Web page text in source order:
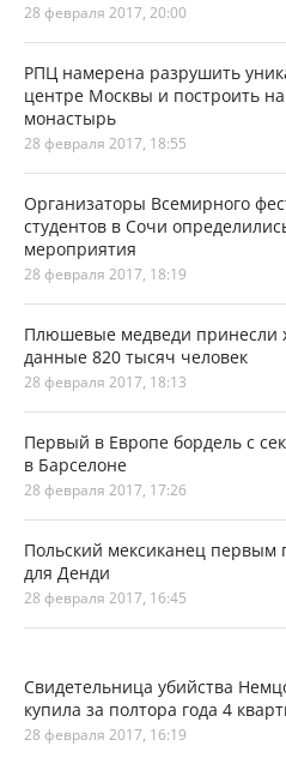
28 февраля 2017, 20:00
РПЦ намерена разрушить
центре Москвы и построить на
монастырь
28 февраля 2017, 18:55
Организаторы Всемирного
студентов в Сочи
мероприятия
28 февраля 2017, 18:19
Плюшевые медведи принесли
данные 820 тысяч человек
28 февраля 2017, 18:13
Первый в Европе бордель с
в Барселоне
28 февраля 2017, 17:26
Польский мексиканец первым
для Денди
28 февраля 2017, 16:45
Свидетельница убийства
купила за полтора года 4
28 февраля 2017, 16:19